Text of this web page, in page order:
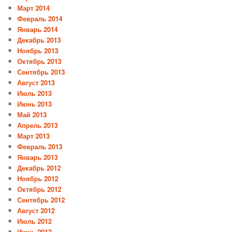
Март 2014
Февраль 2014
Январь 2014
Декабрь 2013
Ноябрь 2013
Октябрь 2013
Сентябрь 2013
Август 2013
Июль 2013
Июнь 2013
Май 2013
Апрель 2013
Март 2013
Февраль 2013
Январь 2013
Декабрь 2012
Ноябрь 2012
Октябрь 2012
Сентябрь 2012
Август 2012
Июль 2012